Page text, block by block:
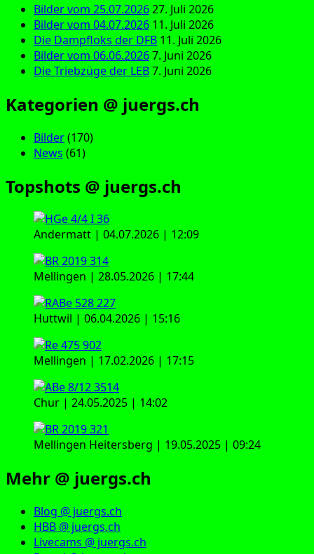
Bilder vom 25.07.202627. Juli 2026
Bilder vom 04.07.2026 11. Juli 2026
Die Dampfloks der DFB 11. Juli 2026
Bilder vom 06.06.20267. Juni 2026
Die Triebzüge der LEB7. Juni 2026
Kategorien @ juergs.ch
Bilder(170)
News (61)
Topshots @ juergs.ch
Andermatt | 04.07.2026 | 12:09
Mellingen | 28.05.2026 | 17:44
Huttwil | 06.04.2026 | 15:16
Mellingen | 17.02.2026 | 17:15
Chur | 24.05.2025 | 14:02
Mellingen Heitersberg | 19.05.2025 | 09:24
Mehr @ juergs.ch
Blog @ juergs.ch
HBB @ juergs.ch
Livecams @ juergs.ch